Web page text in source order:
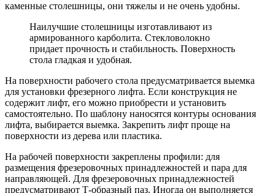
каменные столешницы, они тяжелы и не очень удобны.
Наилучшие столешницы изготавливают из
армированного карболита. Стекловолокно
придает прочность и стабильность. Поверхность
стола гладкая и удобная.
На поверхности рабочего стола предусматривается выемка
для установки фрезерного лифта. Если конструкция не
содержит лифт, его можно приобрести и установить
самостоятельно. По шаблону наносятся контуры основания
лифта, выбирается выемка. Закрепить лифт проще на
поверхности из дерева или пластика.
На рабочей поверхности закреплены профили: для
размещения фрезеровочных принадлежностей и пара для
направляющей. Для фрезеровочных принадлежностей
предусматривают Т-образный паз. Иногда он выполняется